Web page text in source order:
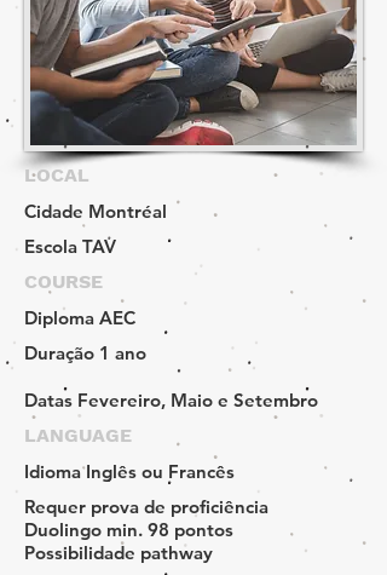
LOCAL
Cidade Montréal
Escola TAV
COURSE
Diploma AEC
Duração 1 ano
Datas Fevereiro, Maio e Setembro
LANGUAGE
IdiomaInglês ou Francês
Requer prova de proficiência
Duolingo min. 98 pontos
Possibilidade pathway